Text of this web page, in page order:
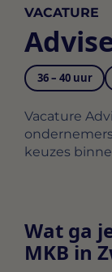
VACATURE
36 – 40 uur
Vacature
keuzes
Wat ga
MKB in